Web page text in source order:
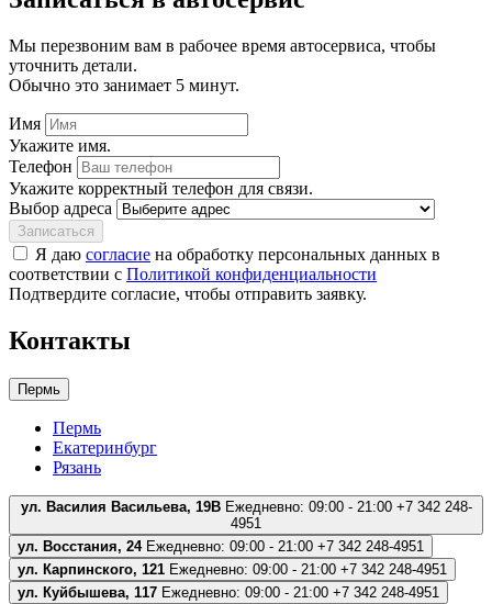
Мы перезвоним вам в рабочее время автосервиса, чтобы
уточнить детали.
Обычно это занимает 5 минут.
Имя
Укажите имя.
Телефон
Укажите корректный телефон для связи.
Выбор адреса
Записаться
Я даю согласие на обработку персональных данных в
соответствии с Политикой конфиденциальности
Подтвердите согласие, чтобы отправить заявку.
Контакты
Пермь
Пермь
Екатеринбург
Рязань
ул. Василия Васильева, 19ВЕжедневно: 09:00 - 21:00+7 342 248-
4951
ул. Восстания, 24Ежедневно: 09:00 - 21:00 +7 342 248-4951
ул. Карпинского, 121 Ежедневно: 09:00 - 21:00 +7 342 248-4951
ул. Куйбышева, 117 Ежедневно: 09:00 - 21:00 +7 342 248-4951